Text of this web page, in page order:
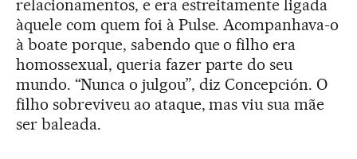
relacionamentos, e era estreitamente ligada
àquele com quem foi à Pulse. Acompanhava-o
à boate porque, sabendo que o filho era
homossexual, queria fazer parte do seu
mundo. “Nunca o julgou”, diz Concepción. O
filho sobreviveu ao ataque, mas viu sua mãe
ser baleada.